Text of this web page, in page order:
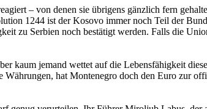
– von denen sie übrigens gänzlich fern
1244 ist der Kosovo immer noch Teil der
zu Serbien noch bestätigt werden. Falls die
kaum jemand wettet auf die Lebensfähigkeit
hat Montenegro doch den Euro zur